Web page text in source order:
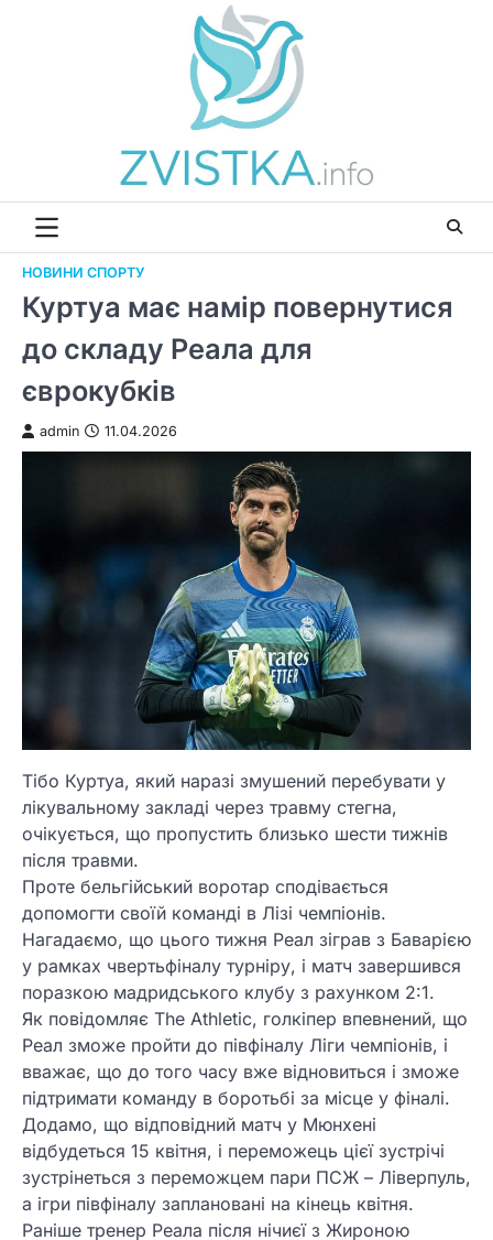
НОВИНИ СПОРТУ
Куртуа має намір повернутися
до складу Реала для
єврокубків
admin 11.04.2026
Тібо Куртуа, який наразі змушений перебувати у
лікувальному закладі через травму стегна,
очікується, що пропустить близько шести тижнів
після травми.
Проте бельгійський воротар сподівається
допомогти своїй команді в Лізі чемпіонів.
Нагадаємо, що цього тижня Реал зіграв з Баварією
у рамках чвертьфіналу турніру, і матч завершився
поразкою мадридського клубу з рахунком 2:1.
Як повідомляє The Athletic, голкіпер впевнений, що
Реал зможе пройти до півфіналу Ліги чемпіонів, і
вважає, що до того часу вже відновиться і зможе
підтримати команду в боротьбі за місце у фіналі.
Додамо, що відповідний матч у Мюнхені
відбудеться 15 квітня, і переможець цієї зустрічі
зустрінеться з переможцем пари ПСЖ – Ліверпуль,
а ігри півфіналу заплановані на кінець квітня.
Раніше тренер Реала після нічиєї з Жироною